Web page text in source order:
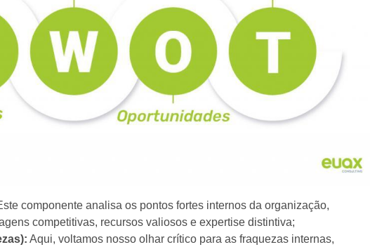
componente analisa os pontos fortes internos da organização,
competitivas, recursos valiosos e expertise distintiva;
Aqui, voltamos nosso olhar crítico para as fraquezas internas,